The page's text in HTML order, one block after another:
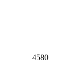
4580